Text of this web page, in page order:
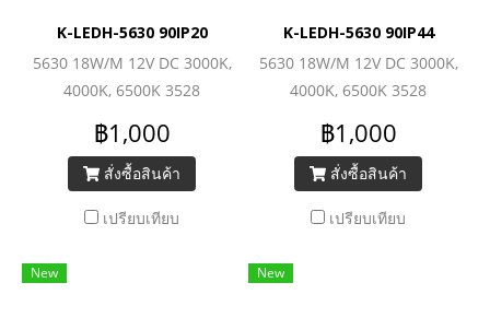
K-LEDH-5630 90IP20
5630 18W/M 12V DC 3000K,
4000K, 6500K 3528
(240LEDs/M) 1560lm/M
฿1,000
สั่งซื้อสินค้า
เปรียบเทียบ
K-LEDH-5630 90IP44
5630 18W/M 12V DC 3000K,
4000K, 6500K 3528
(240LEDs/M) 1560lm/M
฿1,000
สั่งซื้อสินค้า
เปรียบเทียบ
New New